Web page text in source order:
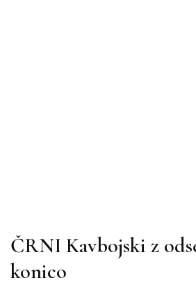
ČRNI Kavbojski z
konico